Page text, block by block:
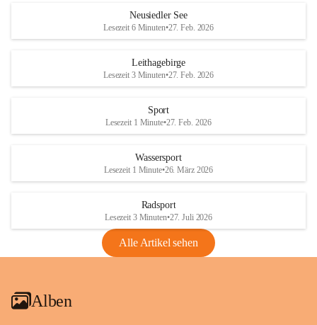
S
und den daraus folgenden wirtschaftlichen
Maßnahmen zur Bekämpfung
Rebe und der Amerikanischen
Anhang VBl. EU Nr. 18
1 Seite•1,4 MB
VBl. EU Nr. 18_2026
r
S
Neusiedler See
Lesezeit 6 Minuten•27. Feb. 2026
Leithagebirge
Lesezeit 3 Minuten•27. Feb. 2026
Sport
Lesezeit 1 Minute•27. Feb. 2026
Wassersport
Lesezeit 1 Minute•26. März 2026
Radsport
Lesezeit 3 Minuten•27. Juli 2026
Alle Artikel sehen
Alben